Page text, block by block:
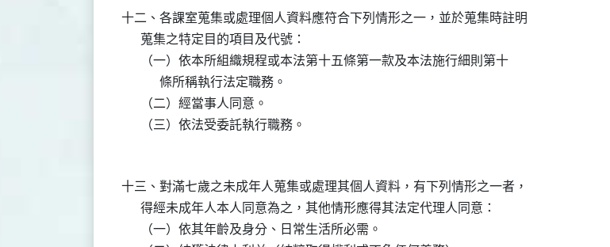
十二、各課室蒐集或處理個人資料應符合下列情形之一，並於蒐集時註明
      蒐集之特定目的項目及代號：
      （一）依本所組織規程或本法第十五條第一款及本法施行細則第十
            條所稱執行法定職務。
      （二）經當事人同意。
十三、對滿七歲之未成年人蒐集或處理其個人資料，有下列情形之一者，
      得經未成年人本人同意為之，其他情形應得其法定代理人同意：
      （一）依其年齡及身分、日常生活所必需。